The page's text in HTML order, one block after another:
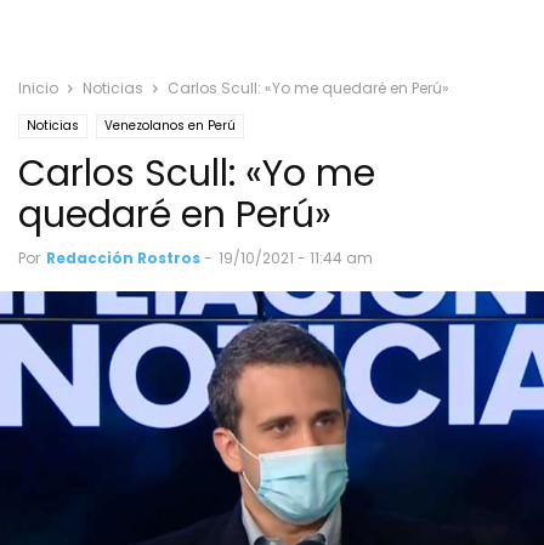
Inicio Noticias Carlos Scull: «Yo me quedaré en Perú»
Noticias Venezolanos en Perú
Carlos Scull: «Yo me
quedaré en Perú»
Por Redacción Rostros- 19/10/2021 - 11:44 am